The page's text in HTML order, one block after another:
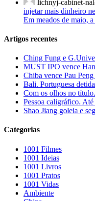
lichnyj-cabinet-
injetar mais dinheiro
Em meados de maio,
Artigos recentes
Ching Fung e
MUST IPO vence
Chiba vence Pau
Bali. Portuguesa
Com os olhos no
Pessoa caligráfico.
Shao Jiang goleia e
Categorias
1001 Filmes
1001 Ideias
1001 Livros
1001 Pratos
1001 Vidas
Ambiente